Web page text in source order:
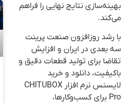
بهینه‌سازی نتایج نهایی را فراهم
می‌کند.
با رشد روزافزون صنعت پرینت
سه بعدی در ایران و افزایش
تقاضا برای تولید قطعات دقیق و
باکیفیت، دانلود و خرید
لایسنس نرم افزار CHITUBOX
Pro برای کسب‌وکارها،